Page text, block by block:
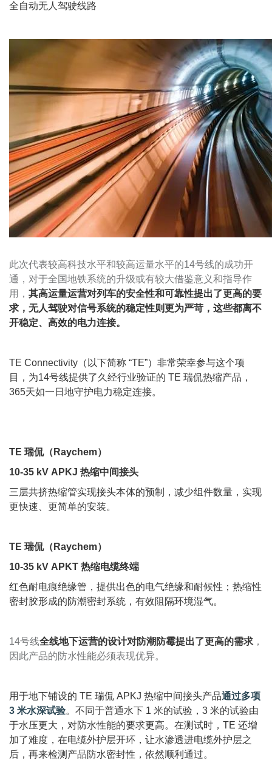
全自动无人驾驶线路
此次代表较高科技水平和较高运量水平的14号线的成功开
通，对于全国地铁系统的升级或有较大借鉴意义和指导作
用， 其高运量运营对列车的安全性和可靠性提出了更高的要
求，无人驾驶对信号系统的稳定性则更为严苛， 这些都离不
开稳定、高效的电力连接。
TE Connectivity（以下简称 “TE”）非常荣幸参与这个项
目，为14号线提供了久经行业验证的 TE 瑞侃热缩产品，
365天如一日地守护电力稳定连接。
TE 瑞侃（Raychem）
10-35 kV APKJ 热缩中间接头
三层共挤热缩管实现接头本体的预制，减少组件数量，实现
更快速、更简单的安装。
TE 瑞侃（Raychem）
10-35 kV APKT 热缩电缆终端
红色耐电痕绝缘管，提供出色的电气绝缘和耐候性；热缩性
密封胶形成的防潮密封系统，有效阻隔环境湿气。
14号线全线地下运营的设计对防潮防霉提出了更高的需求 ，
因此产品的防水性能必须表现优异。
用于地下铺设的 TE 瑞侃 APKJ 热缩中间接头产品通过多项
3 米水深试验。不同于普通水下 1 米的试验，3 米的试验由
于水压更大，对防水性能的要求更高。在测试时，TE 还增
加了难度，在电缆外护层开环，让水渗透进电缆外护层之
后，再来检测产品防水密封性，依然顺利通过。